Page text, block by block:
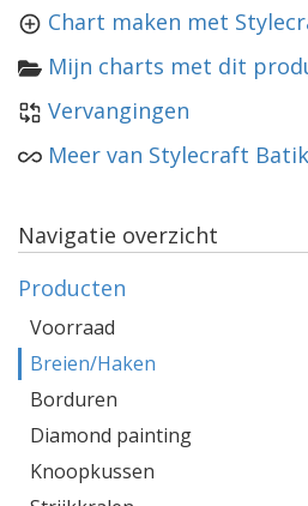
Chart maken met
Mijn charts met dit
Vervangingen
Meer van Stylecraft Batik
Navigatie overzicht
Producten
Voorraad
Breien/Haken
Borduren
Diamond painting
Knoopkussen